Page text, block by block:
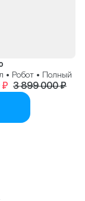
• Робот • Полный
₽ 3 899 000 ₽